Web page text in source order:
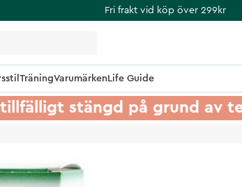
Fri frakt vid köp över 299kr
TräningVarumärkenLife Guide
stängd på grund av